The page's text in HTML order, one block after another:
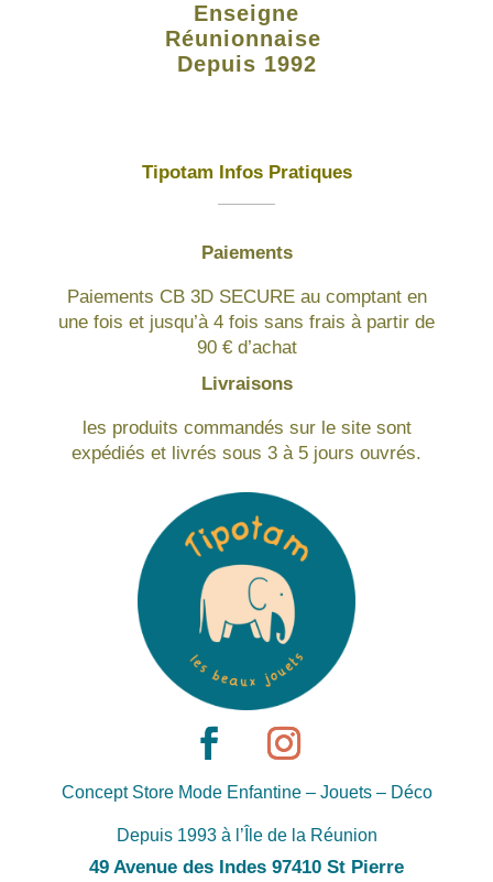
Enseigne
Réunionnaise
Depuis 1992
Tipotam Infos Pratiques
Paiements
Paiements CB 3D SECURE au comptant en
une fois et jusqu’à 4 fois sans frais à partir de
90 € d’achat
Livraisons
les produits commandés sur le site sont
expédiés et livrés sous 3 à 5 jours ouvrés.
Concept Store Mode Enfantine – Jouets – Déco
Depuis 1993 à l’Île de la Réunion
49 Avenue des Indes 97410 St Pierre